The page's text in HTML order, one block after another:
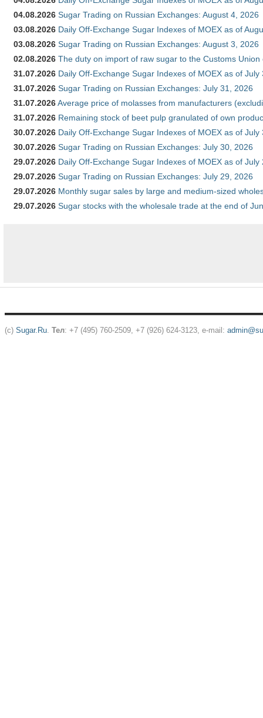
04.08.2026 Sugar Trading on Russian Exchanges: August 4, 2026
03.08.2026 Daily Off-Exchange Sugar Indexes of MOEX as of
03.08.2026 Sugar Trading on Russian Exchanges: August 3, 2026
02.08.2026 The duty on import of raw sugar to the Customs
31.07.2026 Daily Off-Exchange Sugar Indexes of MOEX as of July
31.07.2026 Sugar Trading on Russian Exchanges: July 31, 2026
31.07.2026Average price of molasses from manufacturers
31.07.2026 Remaining stock of beet pulp granulated of own
30.07.2026 Daily Off-Exchange Sugar Indexes of MOEX as of July
30.07.2026 Sugar Trading on Russian Exchanges: July 30, 2026
29.07.2026 Daily Off-Exchange Sugar Indexes of MOEX as of July
29.07.2026 Sugar Trading on Russian Exchanges: July 29, 2026
29.07.2026 Monthly sugar sales by large and medium-sized
29.07.2026 Sugar stocks with the wholesale trade at the end of
(c) Sugar.Ru. Тел: +7 (495) 760-2509, +7 (926) 624-3123, e-mail: